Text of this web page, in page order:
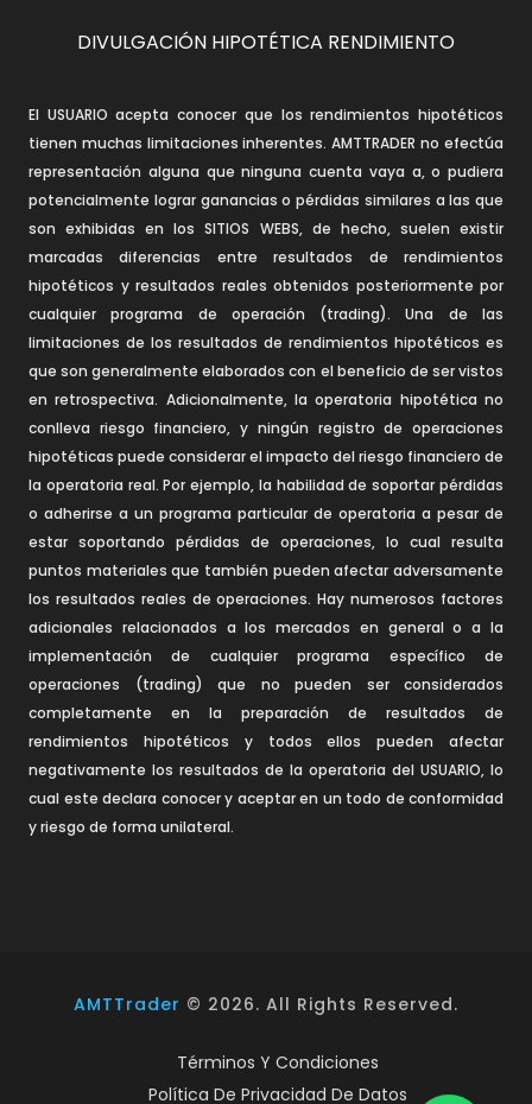
DIVULGACIÓN HIPOTÉTICA RENDIMIENTO
El USUARIO acepta conocer que los rendimientos hipotéticos
tienen muchas limitaciones inherentes. AMTTRADER no efectúa
representación alguna que ninguna cuenta vaya a, o pudiera
potencialmente lograr ganancias o pérdidas similares a las que
son exhibidas en los SITIOS WEBS, de hecho, suelen existir
marcadas diferencias entre resultados de rendimientos
hipotéticos y resultados reales obtenidos posteriormente por
cualquier programa de operación (trading). Una de las
limitaciones de los resultados de rendimientos hipotéticos es
que son generalmente elaborados con el beneficio de ser vistos
en retrospectiva. Adicionalmente, la operatoria hipotética no
conlleva riesgo financiero, y ningún registro de operaciones
hipotéticas puede considerar el impacto del riesgo financiero de
la operatoria real. Por ejemplo, la habilidad de soportar pérdidas
o adherirse a un programa particular de operatoria a pesar de
estar soportando pérdidas de operaciones, lo cual resulta
puntos materiales que también pueden afectar adversamente
los resultados reales de operaciones. Hay numerosos factores
adicionales relacionados a los mercados en general o a la
implementación de cualquier programa específico de
operaciones (trading) que no pueden ser considerados
completamente en la preparación de resultados de
rendimientos hipotéticos y todos ellos pueden afectar
negativamente los resultados de la operatoria del USUARIO, lo
cual este declara conocer y aceptar en un todo de conformidad
y riesgo de forma unilateral.
AMTTrader © 2026. All Rights Reserved.
Términos Y Condiciones
Política De Privacidad De Datos